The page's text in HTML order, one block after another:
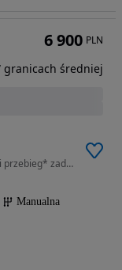
1796 cm3 • 125 KM • 1,8 Benzyna* 125KM* niski przebieg* zadbana* możliwa zamiana***
Manualna
6 900 PLN
granicach średniej